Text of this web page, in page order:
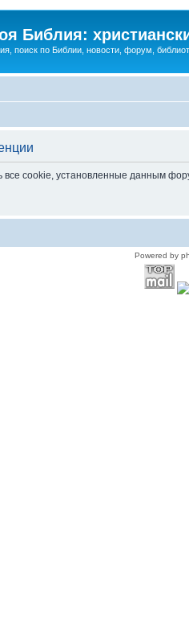
Библия:
поиск по Библии, новости, форум,
все cookie, установленные данным
Powered by